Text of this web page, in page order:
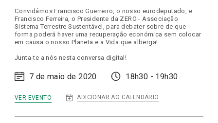
Convidámos Francisco Guerreiro, o nosso eurodeputado, e
Francisco Ferreira, o Presidente da ZERO - Associação
Sistema Terrestre Sustentável, para debater sobre de que
forma poderá haver uma recuperação económica sem colocar
em causa o nosso Planeta e a Vida que alberga!
Junta-te a nós nesta conversa digital!
7 de maio de 2020 18h30 - 19h30
VER EVENTO ADICIONAR AO CALENDÁRIO
:
DIGITAL
|